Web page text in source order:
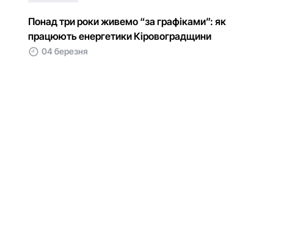
Понад три роки живемо “за графіками”: як
працюють енергетики Кіровоградщини
04 березня